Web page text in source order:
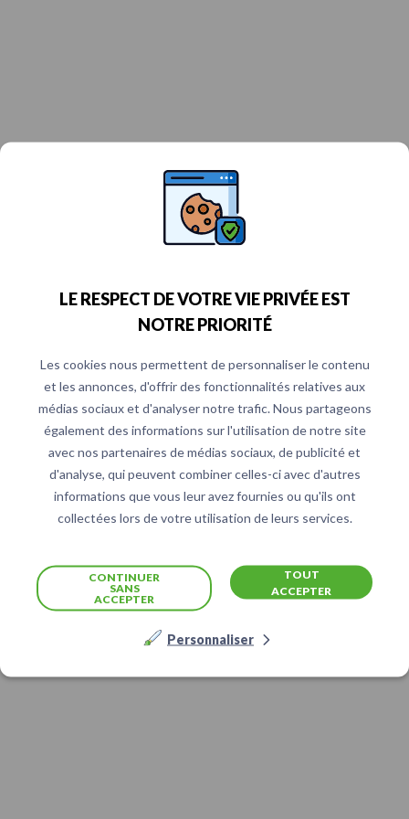
LE RESPECT DE VOTRE VIE PRIVÉE EST
NOTRE PRIORITÉ
Les cookies nous permettent de personnaliser le contenu
et les annonces, d'offrir des fonctionnalités relatives aux
médias sociaux et d'analyser notre trafic. Nous partageons
également des informations sur l'utilisation de notre site
avec nos partenaires de médias sociaux, de publicité et
d'analyse, qui peuvent combiner celles-ci avec d'autres
informations que vous leur avez fournies ou qu'ils ont
collectées lors de votre utilisation de leurs services.
TOUT
ACCEPTER
CONTINUER
SANS
ACCEPTER
Personnaliser